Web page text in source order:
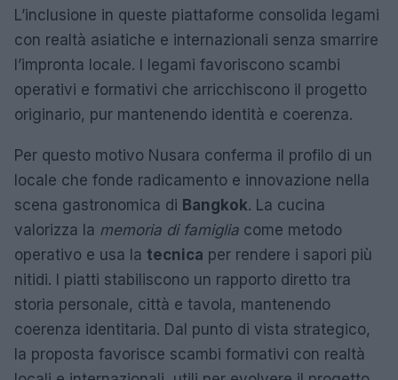
L’inclusione in queste piattaforme consolida legami
con realtà asiatiche e internazionali senza smarrire
l’impronta locale. I legami favoriscono scambi
operativi e formativi che arricchiscono il progetto
originario, pur mantenendo identità e coerenza.
Per questo motivo Nusara conferma il profilo di un
locale che fonde radicamento e innovazione nella
scena gastronomica di Bangkok. La cucina
valorizza la memoria di famiglia come metodo
operativo e usa la tecnica per rendere i sapori più
nitidi. I piatti stabiliscono un rapporto diretto tra
storia personale, città e tavola, mantenendo
coerenza identitaria. Dal punto di vista strategico,
la proposta favorisce scambi formativi con realtà